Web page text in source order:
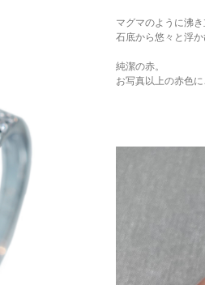
マグマのように沸
石底から悠々と浮か
純潔の赤。
お写真以上の赤色に
ご注文手続き